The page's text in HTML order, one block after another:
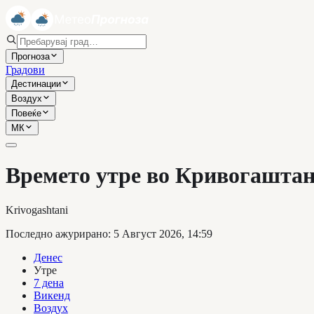
Прогноза
Градови
Дестинации
Воздух
Повеќе
МК
Времето утре во
Krivogashtani
Последно ажурирано: 5 Август 2026, 14:59
Денес
Утре
7 дена
Викенд
Воздух